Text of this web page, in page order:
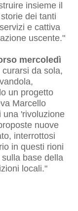
insieme il
dei tanti
e cattiva
uscente."
mercoledì
da sola,
un progetto
Marcello
una 'rivoluzione
nuove
interrottosi
in questi rioni
base della
locali."